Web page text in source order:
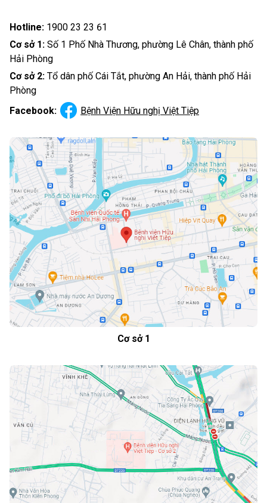
Hotline: 1900 23 23 61
Cơ sở 1: Số 1 Phố Nhà Thương, phường Lê Chân, thành phố
Hải Phòng
Cơ sở 2: Tổ dân phố Cái Tắt, phường An Hải, thành phố Hải
Phòng
Facebook:
Bệnh Viện Hữu nghị Việt Tiệp
Cơ sở 1